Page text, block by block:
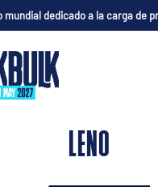
mundial dedicado a la carga de
LENO